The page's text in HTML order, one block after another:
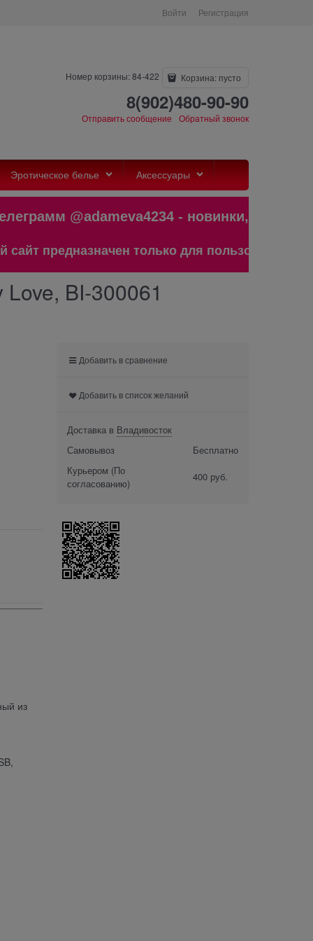
Войти Регистрация
Номер корзины: 84-422 Корзина: пусто
8(902)480-90-90
Отправить сообщение Обратный звонок
Эротическое белье Аксессуары
@adameva4234 -
предназначен только для пользователей
BI-300061
из
Добавить в сравнение
Добавить в список желаний
Доставка в Владивосток
Самовывоз
Бесплатно
Курьером (По
согласованию)
400 руб.